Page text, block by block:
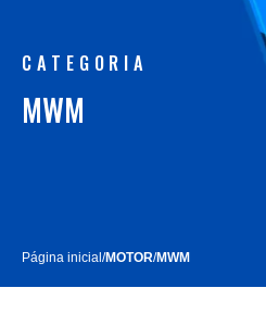
CATEGORIA
MWM
Página inicial/MOTOR/MWM